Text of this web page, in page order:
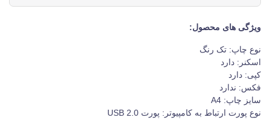
ویژگی های محصول:
نوع چاپ: تک رنگ
اسکنر: دارد
کپی: دارد
فکس: ندارد
سایز چاپ: A4
نوع پورت ارتباط به کامپیوتر: پورت USB 2.0